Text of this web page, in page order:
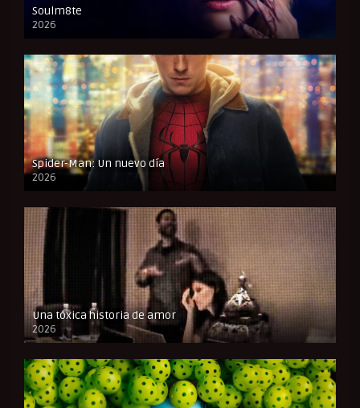
Soulm8te
2026
FULL HD
Spider-Man: Un nuevo día
2026
CAM
Una tóxica historia de amor
2026
FULL HD